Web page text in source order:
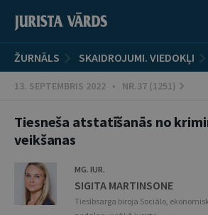
ŽURNĀLS SKAIDROJUMI. VIEDOKĻI
13. SEPTEMBRIS 2022 • NR.37 (1251)
Tiesneša atstatīšanās no
veikšanas
MG. IUR.
SIGITA MARTINSONE
Tiesībsarga biroja Sociālo,